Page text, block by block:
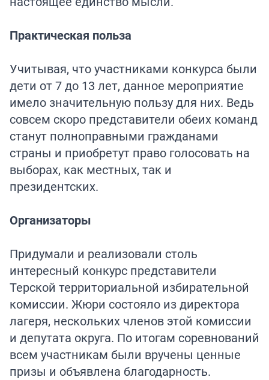
Практическая польза
Учитывая, что участниками конкурса были
дети от 7 до 13 лет, данное мероприятие
имело значительную пользу для них. Ведь
совсем скоро представители обеих команд
станут полноправными гражданами
страны и приобретут право голосовать на
выборах, как местных, так и
президентских.
Организаторы
Придумали и реализовали столь
интересный конкурс представители
Терской территориальной избирательной
комиссии. Жюри состояло из директора
лагеря, нескольких членов этой комиссии
и депутата округа. По итогам соревнований
всем участникам были вручены ценные
призы и объявлена благодарность.